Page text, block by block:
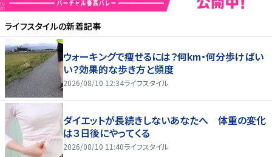
ライフスタイルの新着記事
ウォーキングで痩せるには？何km・何分歩けばい
い？効果的な歩き方と頻度
2026/08/10 12:34ライフスタイル
ダイエットが長続きしないあなたへ 体重の変化
は３日後にやってくる
2026/08/10 11:40ライフスタイル